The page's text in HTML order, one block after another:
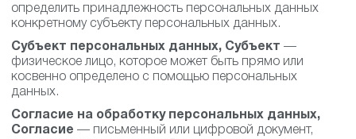
определить принадлежность персональных данных
конкретному субъекту персональных данных.
Субъект персональных данных, Субъект —
физическое лицо, которое может быть прямо или
косвенно определено с помощью персональных
данных.
Согласие на обработку персональных данных,
Согласие — письменный или цифровой документ,